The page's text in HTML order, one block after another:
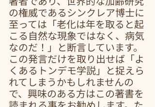
の権威であるシンクレア博士に
至っては「老化は年を取ると起
こる自然な現象ではなく、病気
なのだ！」と断言しています。
この発言だけを取り出せば「よ
くあるトンデモ学説」と捉えら
れてしまうかもしれませんの
で、興味のある方はこの著書を